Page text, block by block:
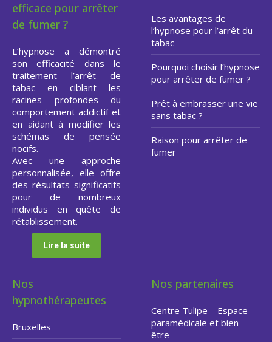
efficace pour arrêter
de fumer ?
L’hypnose a démontré
son efficacité dans le
traitement l’arrêt de
tabac en ciblant les
racines profondes du
comportement addictif et
en aidant à modifier les
schémas de pensée
nocifs.
Avec une approche
personnalisée, elle offre
des résultats significatifs
pour de nombreux
individus en quête de
rétablissement.
Lire la suite
Les avantages de
l’hypnose pour l’arrêt du
tabac
Pourquoi choisir l’hypnose
pour arrêter de fumer ?
Prêt à embrasser une vie
sans tabac ?
Raison pour arrêter de
fumer
Nos
hypnothérapeutes
Bruxelles
Nos partenaires
Centre Tulipe – Espace
paramédicale et bien-
être